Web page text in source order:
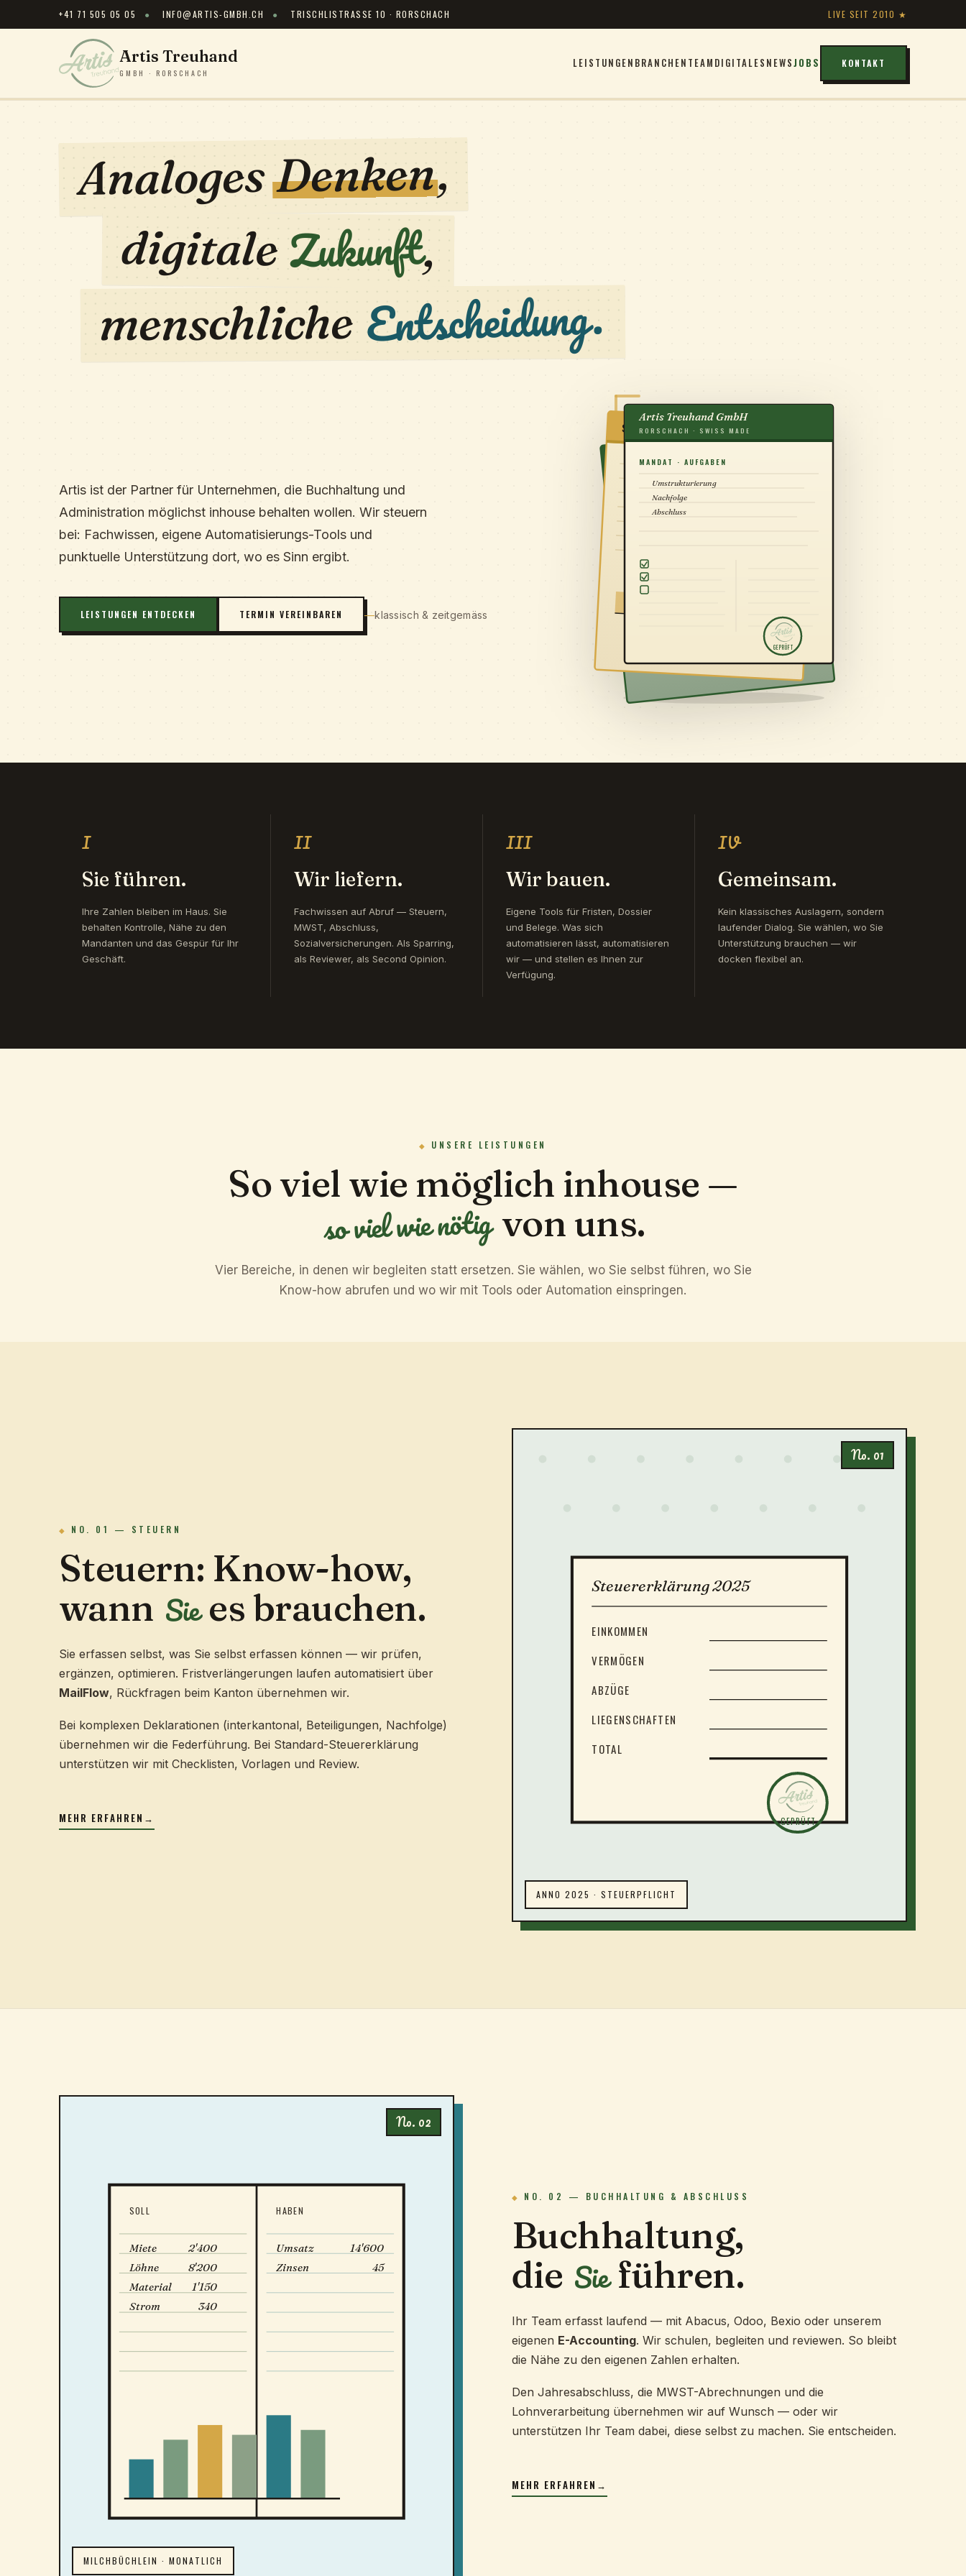
+41 71 505 05 05 ● INFO@ARTIS-GMBH.CH ● TRISCHLISTRASSE 10 · RORSCHACH LIVE SEIT 2010 ★
Artis Treuhand
GMBH · RORSCHACH
LEISTUNGEN BRANCHEN TEAM DIGITALES NEWSJOBS KONTAKT
AnalogesDenken,
digitaleZukunft,
menschlicheEntscheidung.
Artis ist der Partner für Unternehmen, die Buchhaltung und
Administration möglichst inhouse behalten wollen. Wir steuern
bei: Fachwissen, eigene Automatisierungs-Tools und
punktuelle Unterstützung dort, wo es Sinn ergibt.
LEISTUNGEN ENTDECKEN TERMIN VEREINBAREN klassisch & zeitgemäss
ARTIS TREUHAND
STEUERERKLÄRUNG
Artis Treuhand GmbH
RORSCHACH · SWISS MADE
MANDAT · AUFGABEN
Umstrukturierung
Nachfolge
Abschluss
GEPRÜFT
I
Sie führen.
Ihre Zahlen bleiben im Haus. Sie
behalten Kontrolle, Nähe zu den
Mandanten und das Gespür für Ihr
Geschäft.
II
Wir liefern.
Fachwissen auf Abruf — Steuern,
MWST, Abschluss,
Sozialversicherungen. Als Sparring,
als Reviewer, als Second Opinion.
III
Wir bauen.
Eigene Tools für Fristen, Dossier
und Belege. Was sich
automatisieren lässt, automatisieren
wir — und stellen es Ihnen zur
Verfügung.
IV
Gemeinsam.
Kein klassisches Auslagern, sondern
laufender Dialog. Sie wählen, wo Sie
Unterstützung brauchen — wir
docken flexibel an.
UNSERE LEISTUNGEN
So viel wie möglich inhouse —
so viel wie nötigvon uns.
Vier Bereiche, in denen wir begleiten statt ersetzen. Sie wählen, wo Sie selbst führen, wo Sie
Know-how abrufen und wo wir mit Tools oder Automation einspringen.
NO. 01 — STEUERN
Steuern: Know-how,
wann Siees brauchen.
Sie erfassen selbst, was Sie selbst erfassen können — wir prüfen,
ergänzen, optimieren. Fristverlängerungen laufen automatisiert über
MailFlow, Rückfragen beim Kanton übernehmen wir.
Bei komplexen Deklarationen (interkantonal, Beteiligungen, Nachfolge)
übernehmen wir die Federführung. Bei Standard-Steuererklärung
unterstützen wir mit Checklisten, Vorlagen und Review.
MEHR ERFAHREN →
Steuererklärung 2025
EINKOMMEN
VERMÖGEN
ABZÜGE
LIEGENSCHAFTEN
TOTAL
GEPRÜFT
No. 01
ANNO 2025 · STEUERPFLICHT
NO. 02 — BUCHHALTUNG & ABSCHLUSS
Buchhaltung,
die Sieführen.
Ihr Team erfasst laufend — mit Abacus, Odoo, Bexio oder unserem
eigenen E-Accounting. Wir schulen, begleiten und reviewen. So bleibt
die Nähe zu den eigenen Zahlen erhalten.
Den Jahresabschluss, die MWST-Abrechnungen und die
Lohnverarbeitung übernehmen wir auf Wunsch — oder wir
unterstützen Ihr Team dabei, diese selbst zu machen. Sie entscheiden.
MEHR ERFAHREN →
SOLL
Miete
2'400
Löhne
8'200
Material 1'150
Strom 340
HABEN
Umsatz
14'600
Zinsen
45
No. 02
MILCHBÜCHLEIN · MONATLICH